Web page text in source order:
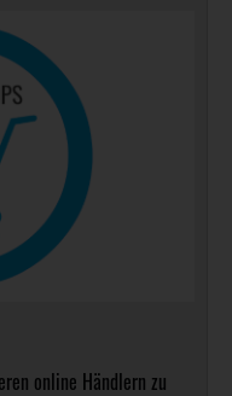
online Händlern zu